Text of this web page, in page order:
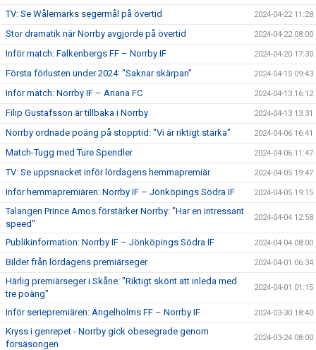
TV: Se Wålemarks segermål på övertid 2024-04-22 11:28
Stor dramatik när Norrby avgjorde på övertid 2024-04-22 08:00
Inför match: Falkenbergs FF – Norrby IF 2024-04-20 17:30
Första förlusten under 2024: "Saknar skärpan" 2024-04-15 09:43
Inför match: Norrby IF – Ariana FC 2024-04-13 16:12
Filip Gustafsson är tillbaka i Norrby 2024-04-13 13:31
Norrby ordnade poäng på stopptid: "Vi är riktigt starka" 2024-04-06 16:41
Match-Tugg med Ture Spendler 2024-04-06 11:47
TV: Se uppsnacket inför lördagens hemmapremiär 2024-04-05 19:47
Inför hemmapremiären: Norrby IF – Jönköpings Södra IF 2024-04-05 19:15
Talangen Prince Amos förstärker Norrby: "Har en intressant
speed"
2024-04-04 12:58
Publikinformation: Norrby IF – Jönköpings Södra IF 2024-04-04 08:00
Bilder från lördagens premiärseger 2024-04-01 06:34
Härlig premiärseger i Skåne: "Riktigt skönt att inleda med
tre poäng"
2024-04-01 01:15
Inför seriepremiären: Ängelholms FF – Norrby IF 2024-03-30 18:40
Kryss i genrepet - Norrby gick obesegrade genom
försäsongen
2024-03-24 08:00